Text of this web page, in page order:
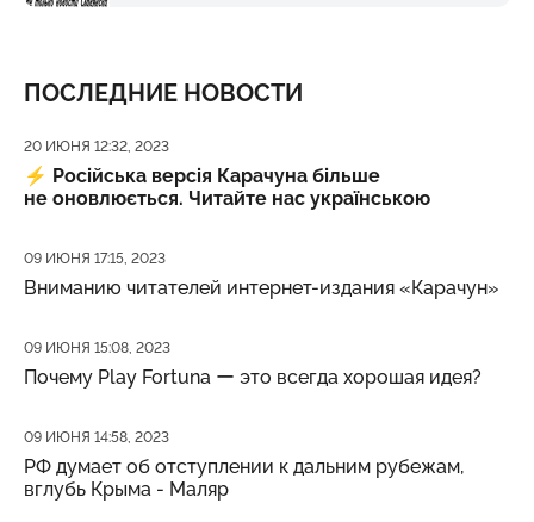
ПОСЛЕДНИЕ НОВОСТИ
Дата публикации
20 ИЮНЯ 12:32, 2023
⚡️ Російська версія Карачуна більше
не оновлюється. Читайте нас українською
Дата публикации
09 ИЮНЯ 17:15, 2023
Вниманию читателей интернет-издания «Карачун»
Дата публикации
09 ИЮНЯ 15:08, 2023
Почему Play Fortuna ー это всегда хорошая идея?
Дата публикации
09 ИЮНЯ 14:58, 2023
РФ думает об отступлении к дальним рубежам,
вглубь Крыма - Маляр